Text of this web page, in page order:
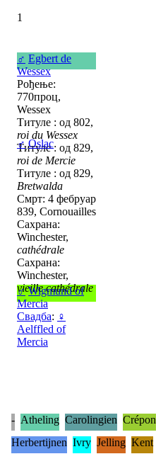
1
♂ Egbert de
Wessex
Рођење:
770проц,
Wessex
Титуле : од 802,
roi du Wessex
Титуле : од 829,
roi de Mercie
Титуле : од 829,
Bretwalda
Смрт: 4 фебруар
839, Cornouailles
Сахрана:
Winchester,
cathédrale
Сахрана:
Winchester,
vieille cathédrale
♂ Oslac
♂ Wigmund of
Mercia
Свадба: ♀
Aelffled of
Mercia
- Atheling Carolingien Crépon
Herbertijnen Ivry Jelling Kent